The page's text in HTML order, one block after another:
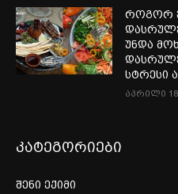
როგორ
უნდა
სტრესი
აპრილი
კატეგორიები
შენი ექიმი